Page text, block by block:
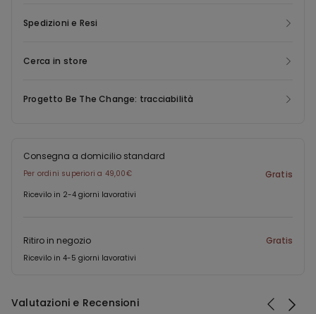
nonchè il rispetto del terreno coltivato e il non sfruttamento di
Spedizioni e Resi
Cerca in store
Progetto Be The Change: tracciabilità
Consegna a domicilio standard
Per ordini superiori a 49,00€ Gratis
Ricevilo in 2-4 giorni lavorativi
Ritiro in negozio Gratis
Ricevilo in 4-5 giorni lavorativi
Valutazioni e Recensioni